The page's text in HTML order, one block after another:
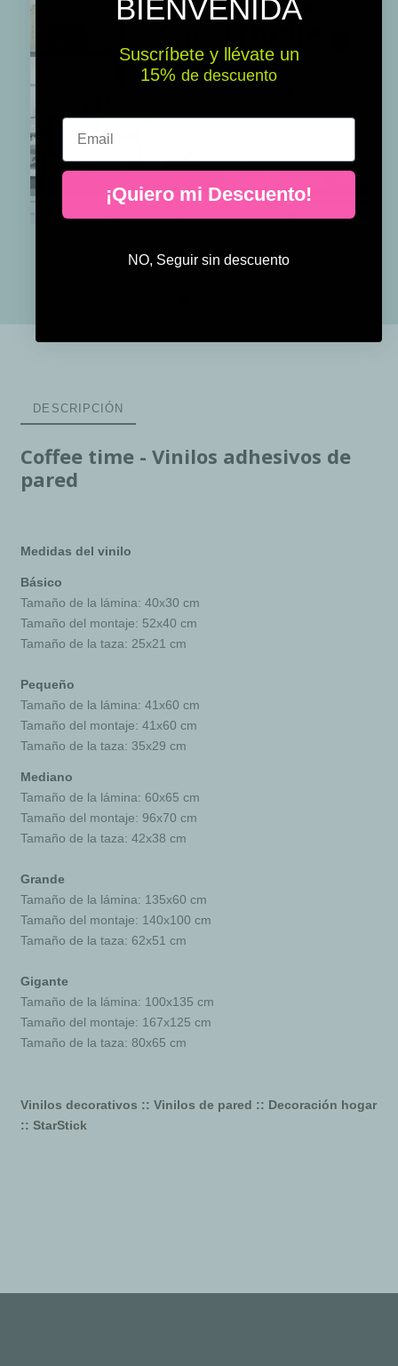
22,50 €
DESCRIPCIÓN
Coffee time - Vinilos adhesivos de
pared
Medidas del vinilo
Básico
Tamaño de la lámina: 40x30 cm
Tamaño del montaje: 52x40 cm
Tamaño de la taza: 25x21 cm
Pequeño
Tamaño de la lámina: 41x60 cm
Tamaño del montaje: 41x60 cm
Tamaño de la taza: 35x29 cm
Mediano
Tamaño de la lámina: 60x65 cm
Tamaño del montaje: 96x70 cm
Tamaño de la taza: 42x38 cm
Grande
Tamaño de la lámina: 135x60 cm
Tamaño del montaje: 140x100 cm
Tamaño de la taza: 62x51 cm
Gigante
Tamaño de la lámina: 100x135 cm
Tamaño del montaje: 167x125 cm
Tamaño de la taza: 80x65 cm
Vinilos decorativos :: Vinilos de pared :: Decoración hogar
:: StarStick
BIENVENIDA
Suscríbete y llévate un
15% ​​ de descuento
Email
¡Quiero mi Descuento!
NO, Seguir sin descuento